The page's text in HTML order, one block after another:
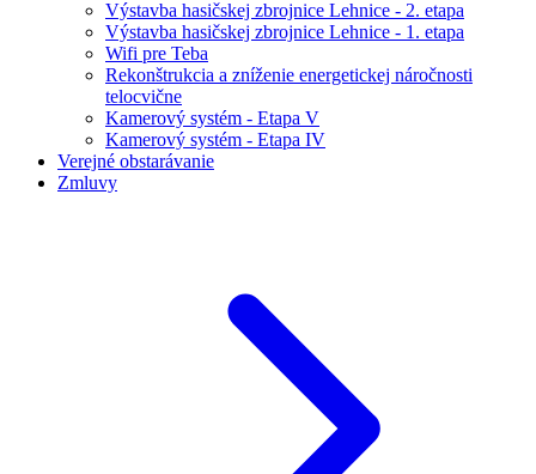
Výstavba hasičskej zbrojnice Lehnice - 2. etapa
Výstavba hasičskej zbrojnice Lehnice - 1. etapa
Wifi pre Teba
Rekonštrukcia a zníženie energetickej náročnosti
telocvične
Kamerový systém - Etapa V
Kamerový systém - Etapa IV
Verejné obstarávanie
Zmluvy